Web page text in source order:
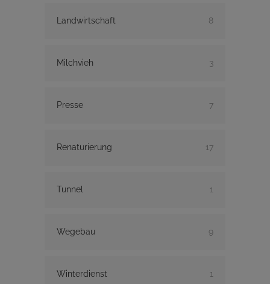
Landwirtschaft 8
Milchvieh 3
Presse 7
Renaturierung 17
Tunnel 1
Wegebau 9
Winterdienst 1